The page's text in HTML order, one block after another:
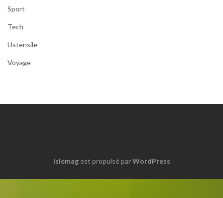
Sport
Tech
Ustensile
Voyage
Islemagest propulsé parWordPress